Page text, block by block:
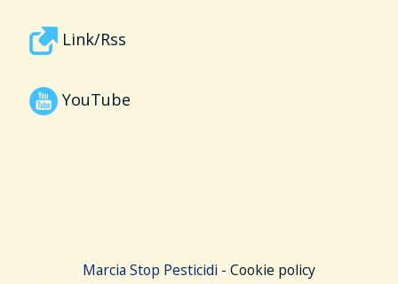
Link/Rss
YouTube
Marcia Stop Pesticidi - Cookie policy